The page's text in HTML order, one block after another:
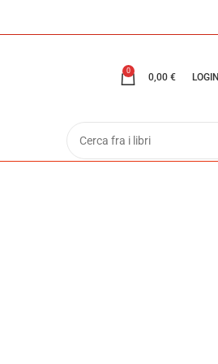
0
0,00 €